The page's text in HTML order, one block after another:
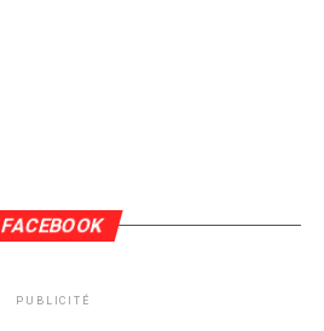
FACEBOOK
PUBLICITÉ